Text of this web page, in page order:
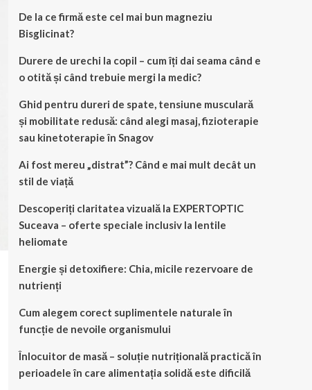
De la ce firmă este cel mai bun magneziu
Bisglicinat?
Durere de urechi la copil – cum îți dai seama când e
o otită și când trebuie mergi la medic?
Ghid pentru dureri de spate, tensiune musculară
și mobilitate redusă: când alegi masaj, fizioterapie
sau kinetoterapie în Snagov
Ai fost mereu „distrat”? Când e mai mult decât un
stil de viață
Descoperiți claritatea vizuală la EXPERTOPTIC
Suceava – oferte speciale inclusiv la lentile
heliomate
Energie și detoxifiere: Chia, micile rezervoare de
nutrienți
Cum alegem corect suplimentele naturale în
funcție de nevoile organismului
Înlocuitor de masă – soluție nutrițională practică în
perioadele în care alimentația solidă este dificilă